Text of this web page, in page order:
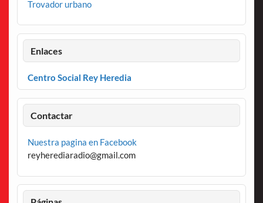
Trovador urbano
Enlaces
Centro Social Rey Heredia
Contactar
Nuestra pagina en Facebook
reyherediaradio@gmail.com